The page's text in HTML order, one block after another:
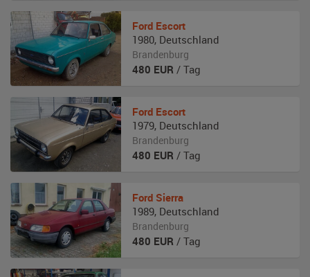
Ford Escort
1980, Deutschland
Brandenburg
480 EUR / Tag
Ford Escort
1979, Deutschland
Brandenburg
480 EUR / Tag
Ford Sierra
1989, Deutschland
Brandenburg
480 EUR / Tag